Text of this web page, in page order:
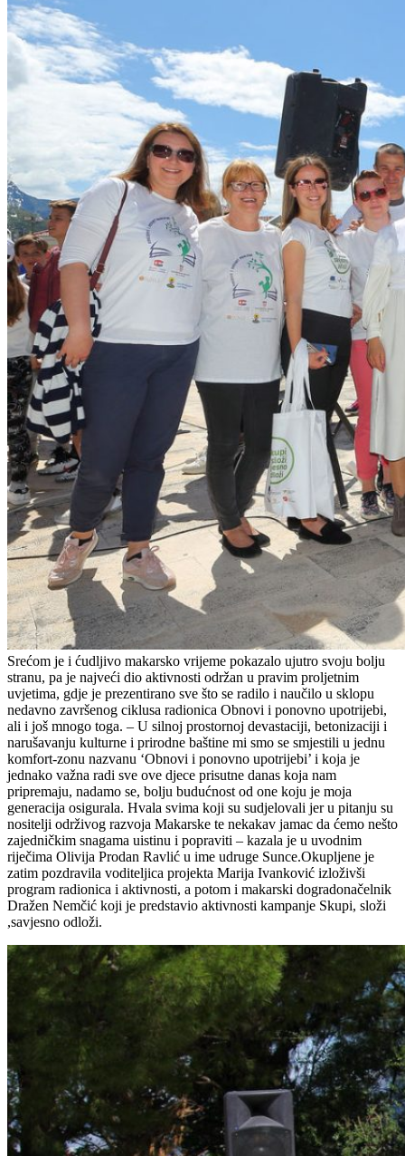
Srećom je i ćudljivo makarsko vrijeme pokazalo ujutro svoju bolju
stranu, pa je najveći dio aktivnosti održan u pravim proljetnim
uvjetima, gdje je prezentirano sve što se radilo i naučilo u sklopu
nedavno završenog ciklusa radionica Obnovi i ponovno upotrijebi,
ali i još mnogo toga. – U silnoj prostornoj devastaciji, betonizaciji i
narušavanju kulturne i prirodne baštine mi smo se smjestili u jednu
komfort-zonu nazvanu ‘Obnovi i ponovno upotrijebi’ i koja je
jednako važna radi sve ove djece prisutne danas koja nam
pripremaju, nadamo se, bolju budućnost od one koju je moja
generacija osigurala. Hvala svima koji su sudjelovali jer u pitanju su
nositelji održivog razvoja Makarske te nekakav jamac da ćemo nešto
zajedničkim snagama uistinu i popraviti – kazala je u uvodnim
riječima Olivija Prodan Ravlić u ime udruge Sunce.Okupljene je
zatim pozdravila voditeljica projekta Marija Ivanković izloživši
program radionica i aktivnosti, a potom i makarski dogradonačelnik
Dražen Nemčić koji je predstavio aktivnosti kampanje Skupi, složi
,savjesno odloži.